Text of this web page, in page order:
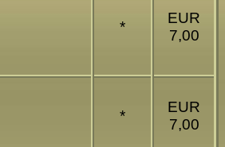
*
EUR
7,00
*
EUR
7,00